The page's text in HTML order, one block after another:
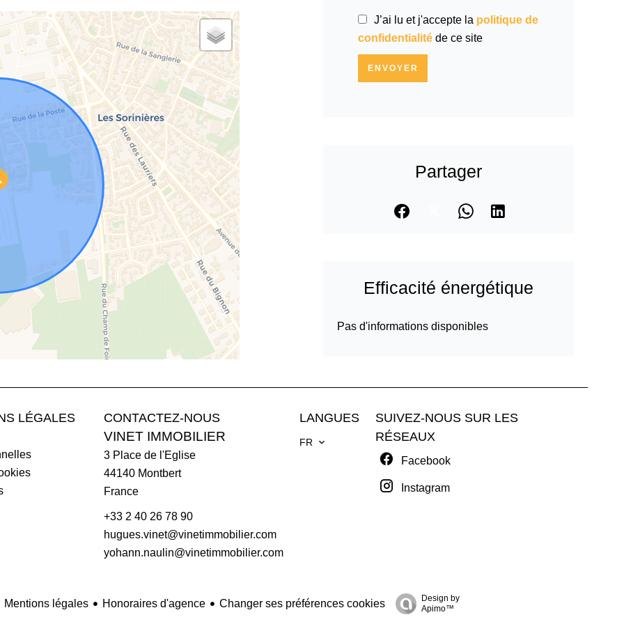
J’ai lu et j'accepte la politique de
confidentialité de ce site
ENVOYER
Partager
Efficacité énergétique
Pas d'informations disponibles
LÉGALES CONTACTEZ-NOUS
VINET IMMOBILIER
3 Place de l'Eglise
44140Montbert
France
+33 2 40 26 78 90
hugues.vinet@vinetimmobilier.com
yohann.naulin@vinetimmobilier.com
LANGUES
FR
SUIVEZ-NOUS SUR LES
RÉSEAUX
Facebook
Instagram
Mentions légales Honoraires d'agence Changer ses préférences cookies
Design by
Apimo™